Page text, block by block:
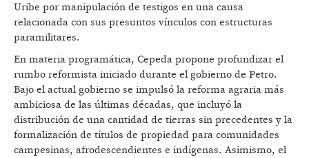
Uribe por manipulación de testigos en una causa
relacionada con sus presuntos vínculos con estructuras
paramilitares.
En materia programática, Cepeda propone profundizar el
rumbo reformista iniciado durante el gobierno de Petro.
Bajo el actual gobierno se impulsó la reforma agraria más
ambiciosa de las últimas décadas, que incluyó la
distribución de una cantidad de tierras sin precedentes y la
formalización de títulos de propiedad para comunidades
campesinas, afrodescendientes e indígenas. Asimismo, el